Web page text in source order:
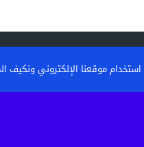
تكوين حراس الأمن وأعوان
نحو مستشفى أكثر...
موقعنا الإلكتروني ونكيف